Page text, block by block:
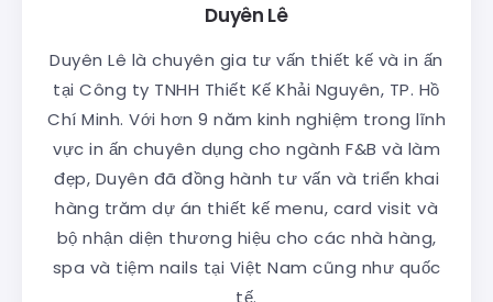
Duyên Lê
Duyên Lê là chuyên gia tư vấn thiết kế và in ấn
tại Công ty TNHH Thiết Kế Khải Nguyên, TP. Hồ
Chí Minh. Với hơn 9 năm kinh nghiệm trong lĩnh
vực in ấn chuyên dụng cho ngành F&B và làm
đẹp, Duyên đã đồng hành tư vấn và triển khai
hàng trăm dự án thiết kế menu, card visit và
bộ nhận diện thương hiệu cho các nhà hàng,
spa và tiệm nails tại Việt Nam cũng như quốc
tế.